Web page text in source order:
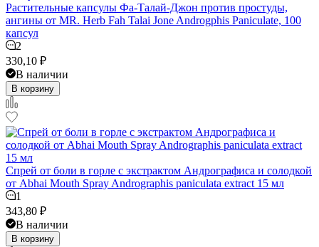
Растительные капсулы Фа-Талай-Джон против простуды,
ангины от MR. Herb Fah Talai Jone Androgphis Paniculate, 100
капсул
2
330,10 ₽
В наличии
В корзину
Спрей от боли в горле с экстрактом Андрографиса и солодкой
от Abhai Mouth Spray Andrographis paniculata extract 15 мл
1
343,80 ₽
В наличии
В корзину